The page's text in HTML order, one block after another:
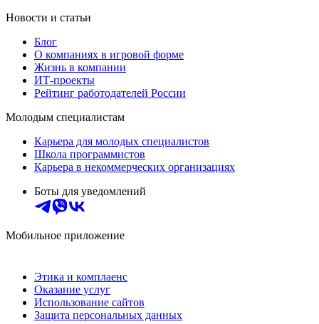
Новости и статьи
Блог
О компаниях в игровой форме
Жизнь в компании
ИТ-проекты
Рейтинг работодателей России
Молодым специалистам
Карьера для молодых специалистов
Школа программистов
Карьера в некоммерческих организациях
Боты для уведомлений
Мобильное приложение
Этика и комплаенс
Оказание услуг
Использование сайтов
Защита персональных данных